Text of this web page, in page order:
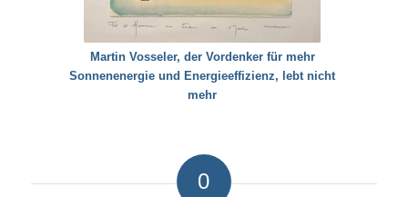
Martin Vosseler, der Vordenker für mehr
Sonnenenergie und Energieeffizienz, lebt nicht
mehr
0